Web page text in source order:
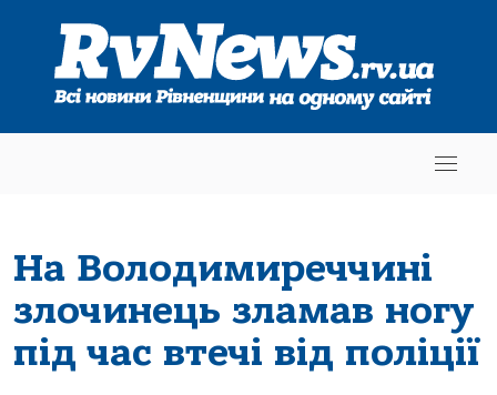
На Володимиреччині
злочинець зламав ногу
під час втечі від поліції